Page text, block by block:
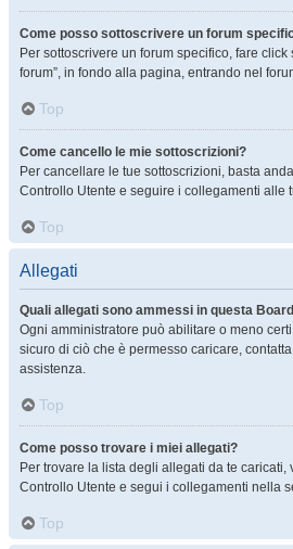
Come posso sottoscrivere un forum
Per sottoscrivere un forum specifico, fare
forum”, in fondo alla pagina, entrando nel
Top
Come cancello le mie sottoscrizioni?
Per cancellare le tue sottoscrizioni, basta
Controllo Utente e seguire i collegamenti alle
Top
Allegati
Quali allegati sono ammessi in questa
Ogni amministratore può abilitare o meno
sicuro di ciò che è permesso caricare,
assistenza.
Top
Come posso trovare i miei allegati?
Per trovare la lista degli allegati da te caricati,
Controllo Utente e segui i collegamenti nella
Top